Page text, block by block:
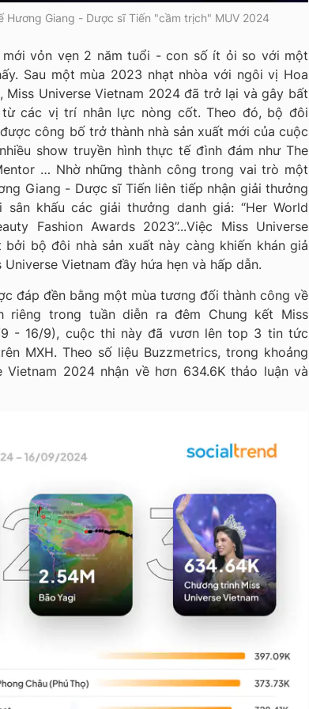
Hương Giang - Dược sĩ Tiến "cầm trịch" MUV 2024
mới vỏn vẹn 2 năm tuổi - con số ít ỏi so với một
Sau một mùa 2023 nhạt nhòa với ngôi vị Hoa
Miss Universe Vietnam 2024 đã trở lại và gây bất
từ các vị trí nhân lực nòng cốt. Theo đó, bộ đôi
công bố trở thành nhà sản xuất mới của cuộc
show truyền hình thực tế đình đám như The
… Nhờ những thành công trong vai trò một
Giang - Dược sĩ Tiến liên tiếp nhận giải thưởng
sân khấu các giải thưởng danh giá: “Her World
Fashion Awards 2023”...Việc Miss Universe
bộ đôi nhà sản xuất này càng khiến khán giả
Vietnam đầy hứa hẹn và hấp dẫn.
đáp đền bằng một mùa tương đối thành công về
riêng trong tuần diễn ra đêm Chung kết Miss
9 - 16/9), cuộc thi này đã vươn lên top 3 tin tức
MXH. Theo số liệu Buzzmetrics, trong khoảng
Vietnam 2024 nhận về hơn 634.6K thảo luận và